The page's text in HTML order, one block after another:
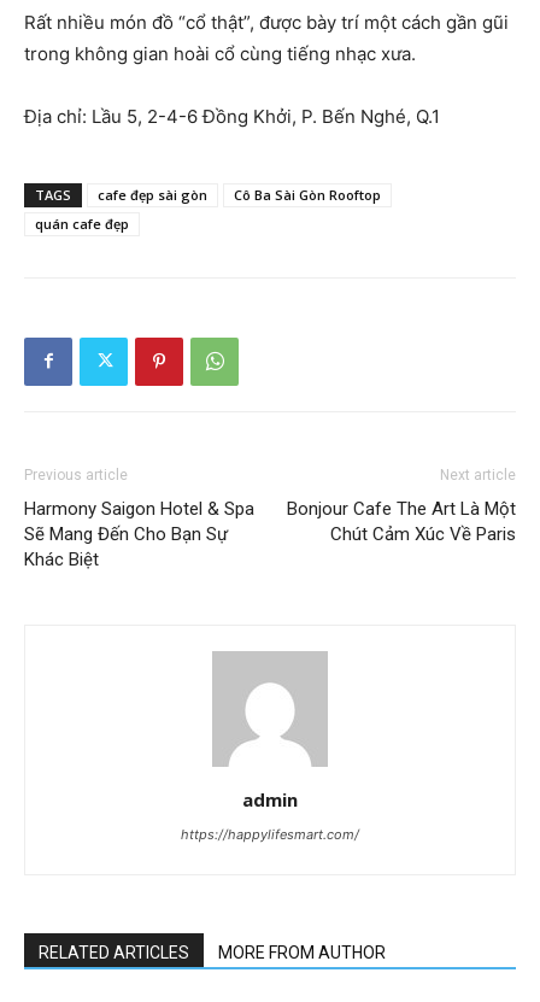
Rất nhiều món đồ “cổ thật”, được bày trí một cách gần gũi
trong không gian hoài cổ cùng tiếng nhạc xưa.
Địa chỉ: Lầu 5, 2-4-6 Đồng Khởi, P. Bến Nghé, Q.1
TAGS cafe đẹp sài gòn
Cô Ba Sài Gòn Rooftop
quán cafe đẹp
Previous article
Harmony Saigon Hotel & Spa
Sẽ Mang Đến Cho Bạn Sự
Khác Biệt
Next article
Bonjour Cafe The Art Là Một
Chút Cảm Xúc Về Paris
admin
https://happylifesmart.com/
RELATED ARTICLES MORE FROM AUTHOR